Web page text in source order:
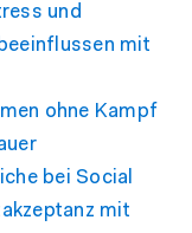
und
mit
ohne Kampf
bei Social
mit